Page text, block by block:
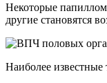
Некоторые
другие становятся
Наиболее